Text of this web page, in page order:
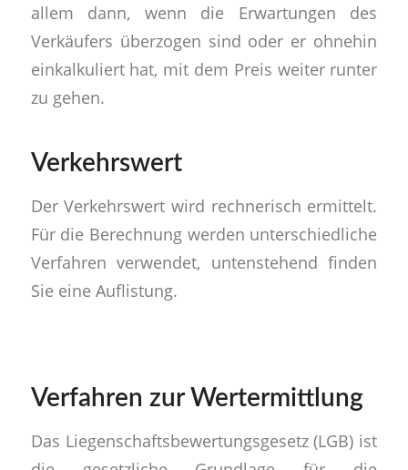
allem dann, wenn die Erwartungen des
Verkäufers überzogen sind oder er ohnehin
einkalkuliert hat, mit dem Preis weiter runter
zu gehen.
Verkehrswert
Der Verkehrswert wird rechnerisch ermittelt.
Für die Berechnung werden unterschiedliche
Verfahren verwendet, untenstehend finden
Sie eine Auflistung.
Verfahren zur Wertermittlung
Das Liegenschaftsbewertungsgesetz (LGB) ist